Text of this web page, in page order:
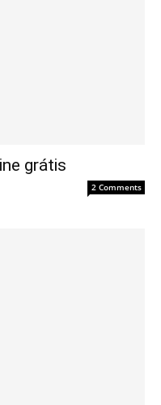
grátis
2 Comments